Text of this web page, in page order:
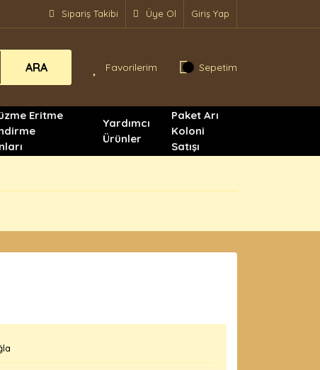
Sipariş Takibi Üye Ol Giriş Yap
ARA Favorilerim Sepetim
Eritme
Yardımcı
Ürünler
Paket Arı
Koloni
Satışı